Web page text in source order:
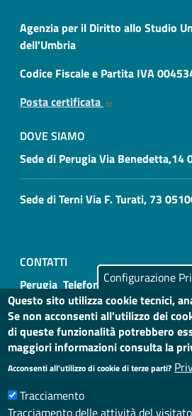
Agenzia per il Diritto allo Studio
dell'Umbria
Codice Fiscale e Partita IVA
Posta certificata
DOVE SIAMO
Sede di Perugia Via Benedetta,14
Sede di Terni Via F. Turati, 73
CONTATTI
Perugia Telefono: 075 4693000
Terni Telefono: 0744 206223
Useful links section
Configurazione
Questo sito utilizza cookie tecnici,
Se non acconsenti all'utilizzo dei
di queste funzionalità potrebbero
maggiori informazioni consulta la
Acconsenti all'utilizzo di cookie di terze parti?
Tracciamento
Tracciamento delle attività del